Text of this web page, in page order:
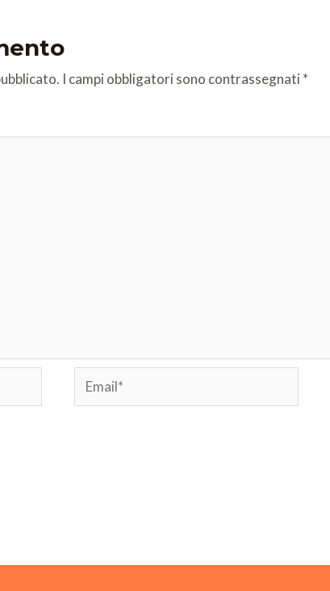
I campi obbligatori sono contrassegnati *
Email*